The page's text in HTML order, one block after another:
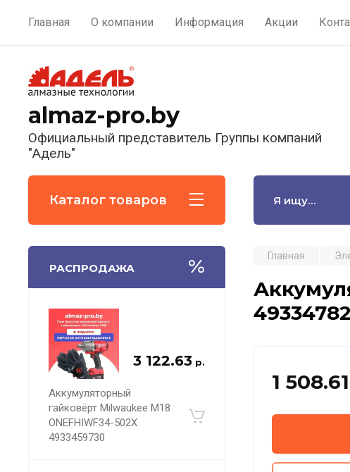
Главная О компании Информация Акции
almaz-pro.by
Официальный представитель Группы компаний
"Адель"
Каталог товаров
РАСПРОДАЖА
3 122.63 р.
Аккумуляторный
гайковёрт Milwaukee M18
ONEFHIWF34-502X
4933459730
Главная
1 508.61